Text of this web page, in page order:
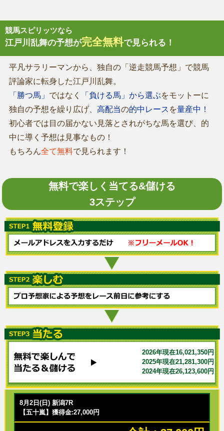
競馬スピリッツなら
江戸川乱舞の予想が完全無料で見られる！
平凡サラリーマンから、独自の「逆走競馬予想」で競馬
評論家に転身した江戸川乱舞。
「勝つ馬」 ではなく 「負ける馬」から選ぶをモットーに
独自の予想を繰り広げ、 高配当の的中レース を量産中！
初心者では目の届かない見落とされがちな馬を選び、的
中に導く予想は見事なもの！
もちろん全て無料で見られます！
無料で楽しく当てる&儲ける
3ステップ
2026年現在16,021,350円
2025年現在21,281,300円
2024年現在26,123,600円
8月2日(日) 新潟7R
【五十嵐】獲得金:27,000円